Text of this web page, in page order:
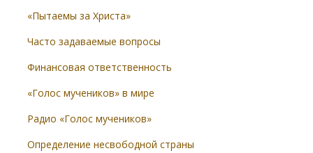
«Пытаемы за Христа»
Часто задаваемые вопросы
Финансовая ответственность
«Голос мучеников» в мире
Радио «Голос мучеников»
Определение несвободной страны